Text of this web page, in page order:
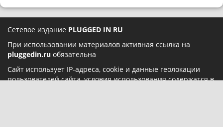
Сетевое издание PLUGGED IN RU
При использовании материалов активная ссылка на
pluggedin.ru обязательна
Сайт использует IP-адреса, cookie и данные геолокации
пользователей сайта, условия использования содержатся в